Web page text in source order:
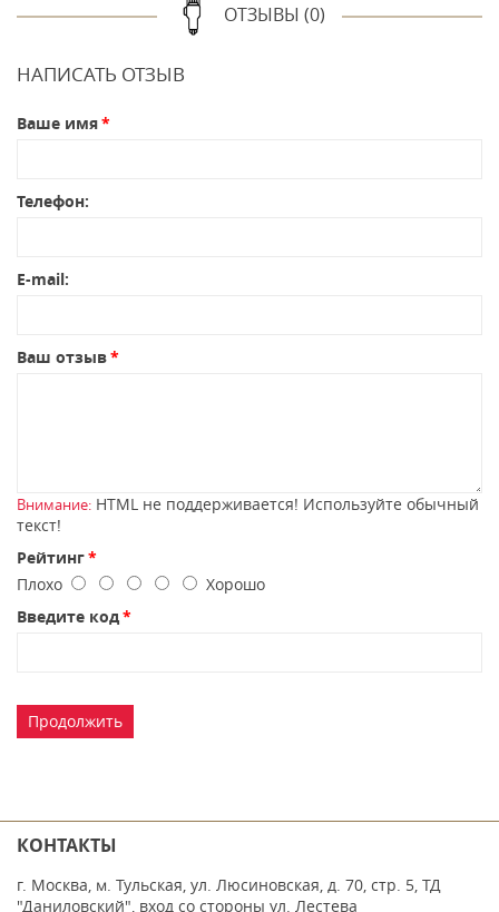
ОТЗЫВЫ (0)
НАПИСАТЬ ОТЗЫВ
Ваше имя
Телефон:
E-mail:
Ваш отзыв
Внимание: HTML не поддерживается! Используйте обычный
текст!
Рейтинг
Плохо
Хорошо
Введите код
Продолжить
КОНТАКТЫ
г. Москва, м. Тульская, ул. Люсиновская, д. 70, стр. 5, ТД
"Даниловский", вход со стороны ул. Лестева